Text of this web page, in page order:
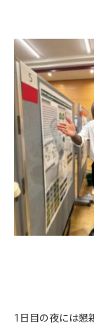
1日目の夜には懇